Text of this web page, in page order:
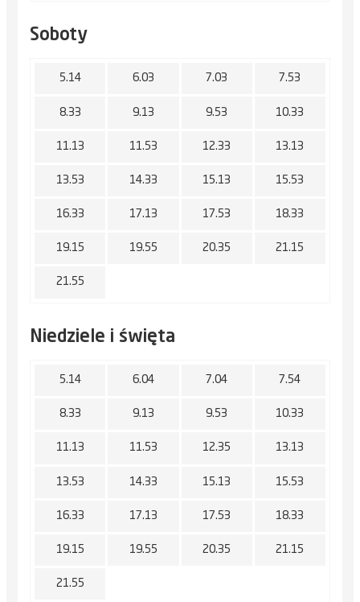
Soboty
5.14 6.03 7.03 7.53
8.33 9.13 9.53 10.33
11.13 11.53 12.33 13.13
13.53 14.33 15.13 15.53
16.33 17.13 17.53 18.33
19.15 19.55 20.35 21.15
21.55
Niedziele i święta
5.14 6.04 7.04 7.54
8.33 9.13 9.53 10.33
11.13 11.53 12.35 13.13
13.53 14.33 15.13 15.53
16.33 17.13 17.53 18.33
19.15 19.55 20.35 21.15
21.55